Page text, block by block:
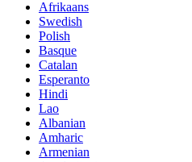
Afrikaans
Swedish
Polish
Basque
Catalan
Esperanto
Hindi
Lao
Albanian
Amharic
Armenian